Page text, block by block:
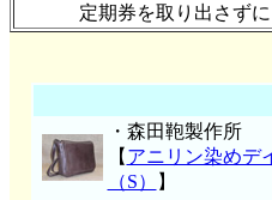
定期券を取り出さず
・森田鞄製作所
【 アニリン染めデ
（S）
】